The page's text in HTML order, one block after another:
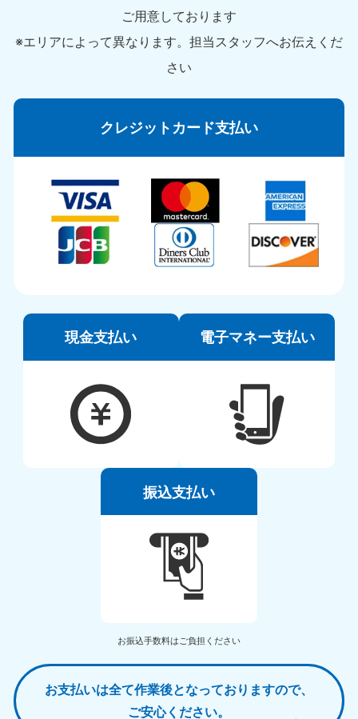
ご用意しております
※エリアによって異なります。担当スタッフへお伝えくだ
さい
クレジットカード支払い
現金支払い 電子マネー支払い
振込支払い
お振込手数料はご負担ください
お支払いは全て作業後となっておりますので、
ご安心ください。